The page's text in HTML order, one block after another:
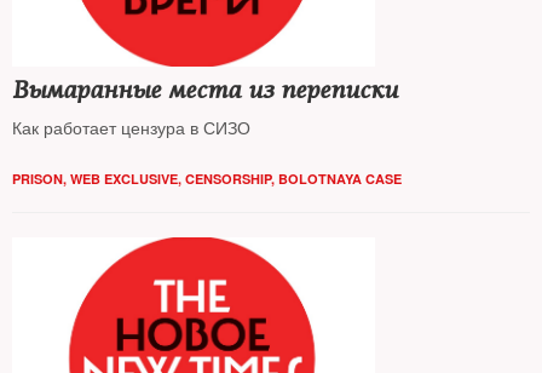
Вымаранные места из переписки
Как работает цензура в СИЗО
PRISON, WEB EXCLUSIVE, CENSORSHIP, BOLOTNAYA CASE